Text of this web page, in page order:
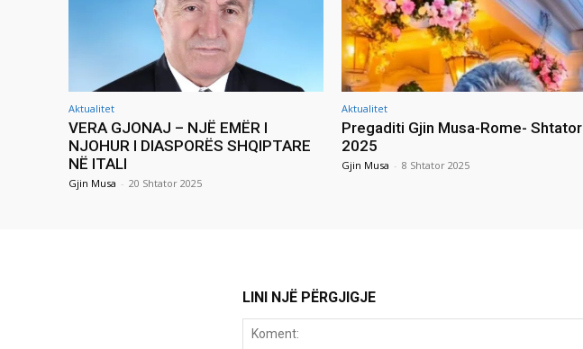
Aktualitet
VERA GJONAJ – NJË EMËR I
NJOHUR I DIASPORËS SHQIPTARE
NË ITALI
Gjin Musa - 20 Shtator 2025
Aktualitet
Pregaditi Gjin Musa-Rome- Shtator
2025
Gjin Musa - 8 Shtator 2025
LINI NJË PËRGJIGJE